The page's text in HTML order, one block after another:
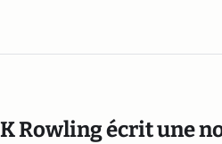
Rowling écrit une